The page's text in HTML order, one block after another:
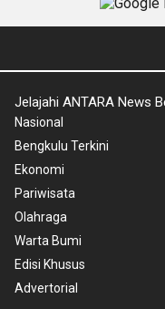
Jelajahi ANTARA News
Nasional
Bengkulu Terkini
Ekonomi
Pariwisata
Olahraga
Warta Bumi
Edisi Khusus
Advertorial